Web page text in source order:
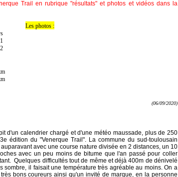
Trail en rubrique "résultats" et photos et vidéos dans la
Les photos :
(06/09/2020)
d'un calendrier chargé et d'une météo maussade, plus de 250
édition du "Venerque Trail". La commune du sud-toulousain
avec une course nature divisée en 2 distances, un 10
avec un peu moins de bitume que l'an passé pour coller
tant.Quelques difficultés tout de même et déjà 400m de dénivelé
sombre, il faisait une température très agréable au moins. On a
bons coureurs ainsi qu'un invité de marque, en la personne